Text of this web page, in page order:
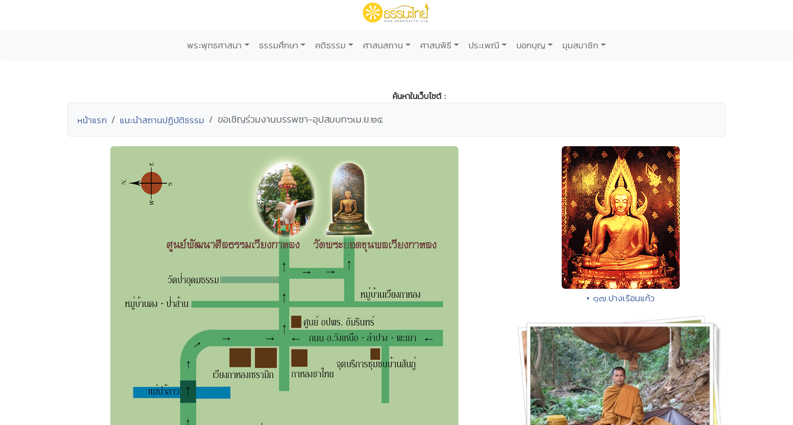
พระพุทธศาสนา ธรรมศึกษา คติธรรม ศาสนสถาน ศาสนพิธี ประเพณี บอกบุญ มุมสมาชิก
ค้นหาในเว็บไซต์ :
หน้าแรก แนะนำสถานปฏิบัติธรรม ขอเชิญร่วมงานบรรพชา-อุปสมบท๖เม.ย.๒๕
• ๑๗.ปางเรือนแก้ว